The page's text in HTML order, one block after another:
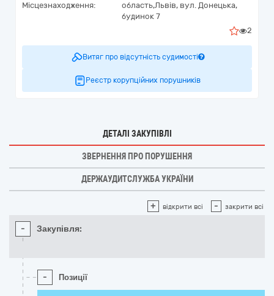
Місцезнаходження:
область,Львів, вул. Донецька,
будинок 7
2
Витяг про відсутність судимості
Реєстр корупційних порушників
ДЕТАЛІ ЗАКУПІВЛІ
ЗВЕРНЕННЯ ПРО ПОРУШЕННЯ
ДЕРЖАУДИТСЛУЖБА УКРАЇНИ
+ відкрити всі - закрити всі
- Закупівля:
- Позиції